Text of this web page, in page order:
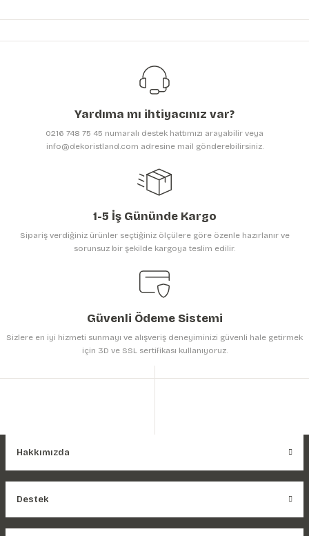
yetersiz gördüğünüz noktaları öneri formunu kullanarak tarafımıza
Görüş ve önerileriniz için teşekkür ederiz.
Ürün resmi kalitesiz, bozuk veya görüntülenemiyor.
Ürün bilgilerinde hatalar bulunuyor.
Gönder
Yardıma mı ihtiyacınız var?
0216 748 75 45 numaralı destek hattımızı arayabilir veya
info@dekoristland.com adresine mail gönderebilirsiniz.
1-5 İş Gününde Kargo
Sipariş verdiğiniz ürünler seçtiğiniz ölçülere göre özenle hazırlanır ve
sorunsuz bir şekilde kargoya teslim edilir.
Güvenli Ödeme Sistemi
Sizlere en iyi hizmeti sunmayı ve alışveriş deneyiminizi güvenli hale getirmek
için 3D ve SSL sertifikası kullanıyoruz.
Hakkımızda
Destek